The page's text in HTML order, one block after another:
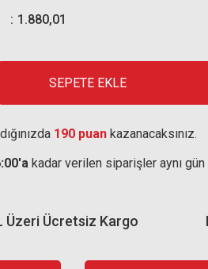
1.880,01
SEPETE EKLE
190 puan kazanacaksınız.
kadar verilen siparişler aynı
Üzeri Ücretsiz Kargo